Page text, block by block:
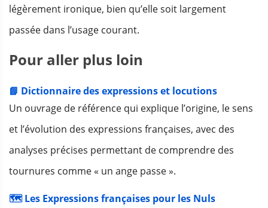
légèrement ironique, bien qu’elle soit largement
passée dans l’usage courant.
Pour aller plus loin
📘 Dictionnaire des expressions et locutions
Un ouvrage de référence qui explique l’origine, le sens
et l’évolution des expressions françaises, avec des
analyses précises permettant de comprendre des
tournures comme « un ange passe ».
🗺️ Les Expressions françaises pour les Nuls